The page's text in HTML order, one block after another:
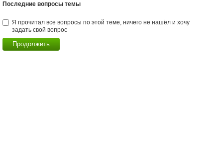
Последние вопросы темы
Я прочитал все вопросы по этой теме, ничего не нашёл и хочу
задать свой вопрос
Продолжить